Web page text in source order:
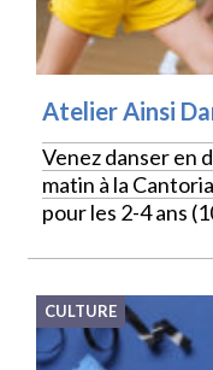
Atelier Ainsi
Venez danser en
matin à la
pour les 2-4 ans
CULTURE